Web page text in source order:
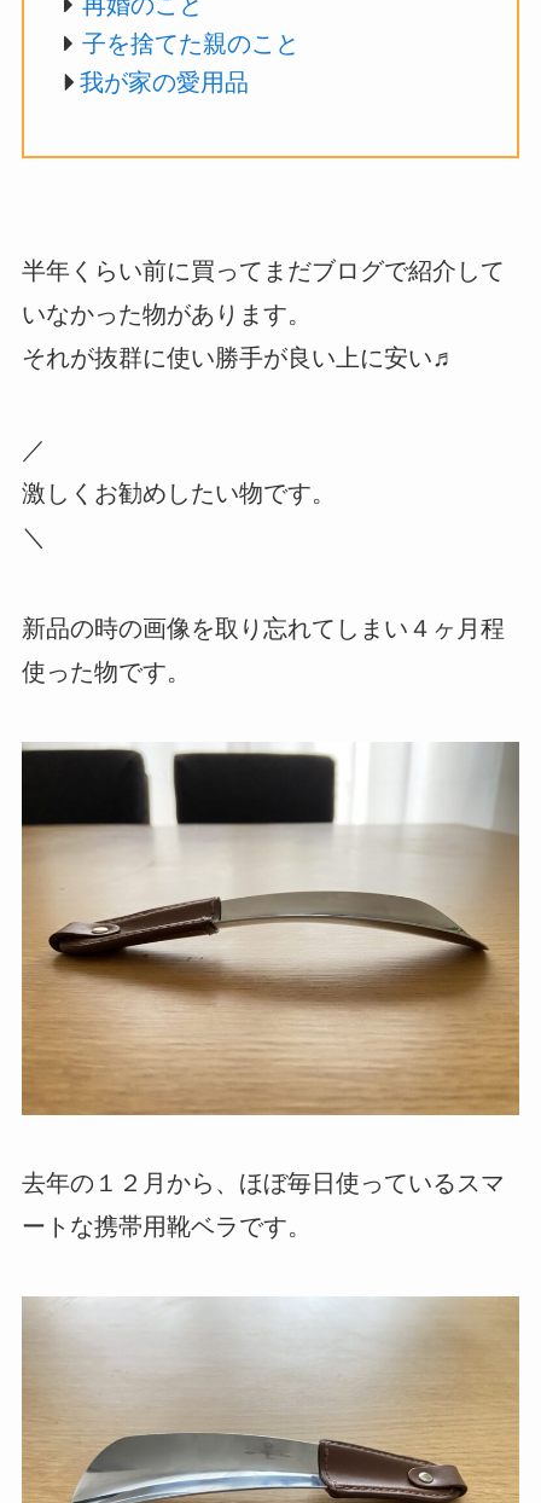
子を捨てた親のこと
我が家の愛用品
半年くらい前に買ってまだブログで紹介して
いなかった物があります。
それが抜群に使い勝手が良い上に安い♬
／
激しくお勧めしたい物です。
＼
新品の時の画像を取り忘れてしまい４ヶ月程
使った物です。
去年の１２月から、ほぼ毎日使っているスマ
ートな携帯用靴ベラです。